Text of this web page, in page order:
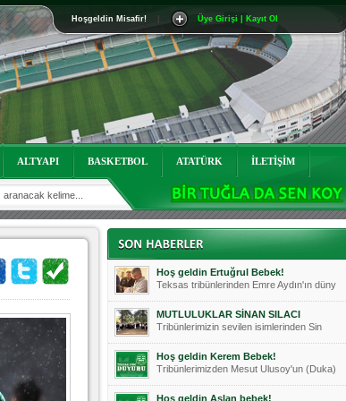
Hoşgeldin Misafir! Üye Girişi | Kayıt Ol
ALTYAPI BASKETBOL ATATÜRK İLETİŞİM
Mutluluklar Ceyhun Tetik
Teksas tribünlerinin sevilen isimlerinde
Bursasporumuzun önü açılsın is
Teksaslı Bursasporlular Derneği Başkanı
Hoş geldin Alaz Bebek!
Teksas.org sistem yöneticisi, ekibimizin
Hoş geldin Göktuğ Bebek!
Teksas.org ekibimizden ve tribünlerimizi
Hoş geldin Kadir Kağan Bebek!
Teksas tribünlerinden Basri İleri'nin dü
Hoş geldin Ertuğrul Bebek!
Teksas tribünlerinden Emre Aydın'ın düny
MUTLULUKLAR SİNAN SILACI
Tribünlerimizin sevilen isimlerinden Sin
Hoş geldin Kerem Bebek!
Tribünlerimizden Mesut Ulusoy'un (Duka)
Hoş geldin Aslan bebek!